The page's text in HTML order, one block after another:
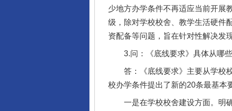
少地方办学条件不再适应当前开展
级，除对学校校舍、教学生活硬件
资配备等问题，旨在针对性解决发
3.问：《底线要求》具体从哪些
答：《底线要求》主要从学校校
校办学条件提出了新的20条最基本
一是在学校校舍建设方面。明确
东山县通报“牛蛙产品抗生素超标问题”